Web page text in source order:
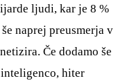
ljudi, kar je 8 %
naprej preusmerja v
Če dodamo še
hiter